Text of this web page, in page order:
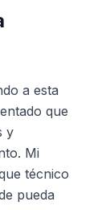
a esta
que
y
Mi
técnico
pueda